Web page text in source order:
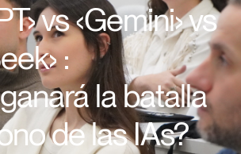
vs ‹Gemini› vs
:
la batalla
de las IAs?